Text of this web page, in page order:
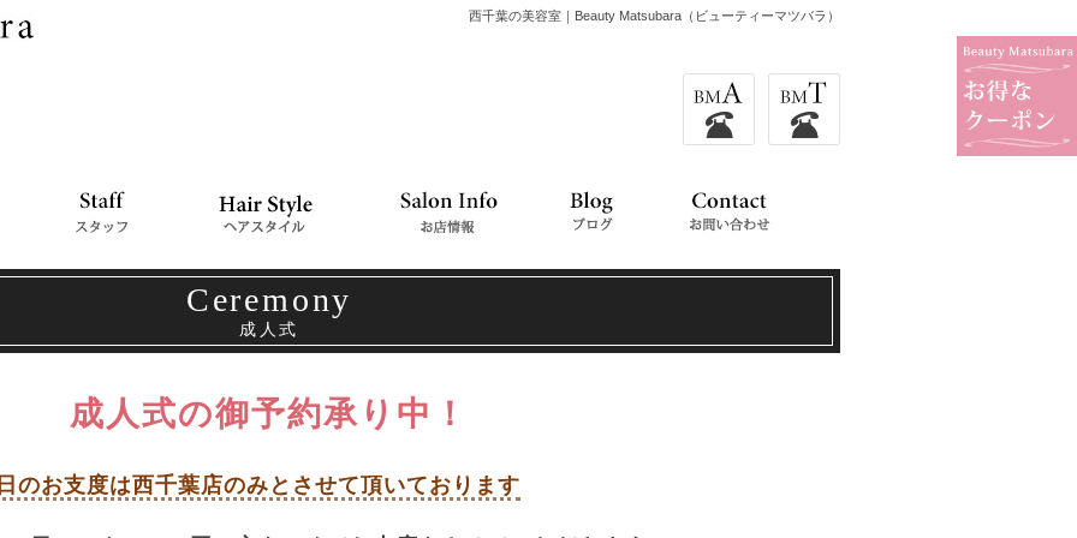
西千葉の美容室｜Beauty Matsubara（ビューティーマツバラ）
Ceremony
成人式
成人式の御予約承り中！
のお支度は西千葉店のみとさせて頂いております